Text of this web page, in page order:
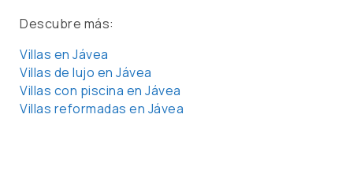
Descubre más:
Villas en Jávea
Villas de lujo en Jávea
Villas con piscina en Jávea
Villas reformadas en Jávea